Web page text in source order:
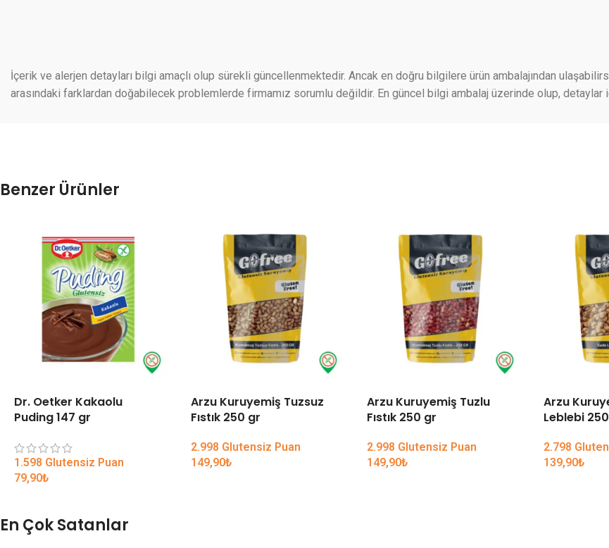
İçerik ve alerjen detayları bilgi amaçlı olup sürekli güncellenmektedir. Ancak en doğru bilgilere ürün ambalajından
arasındaki farklardan doğabilecek problemlerde firmamız sorumlu değildir. En güncel bilgi ambalaj üzerinde olup,
Benzer Ürünler
Dr. Oetker Kakaolu
Puding 147 gr
1.598 Glutensiz Puan
79,90₺
Arzu Kuruyemiş Tuzsuz
Fıstık 250 gr
2.998 Glutensiz Puan
149,90₺
Arzu Kuruyemiş Tuzlu
Fıstık 250 gr
2.998 Glutensiz Puan
149,90₺
Arzu
Leblebi
2.798
139,90₺
En Çok Satanlar